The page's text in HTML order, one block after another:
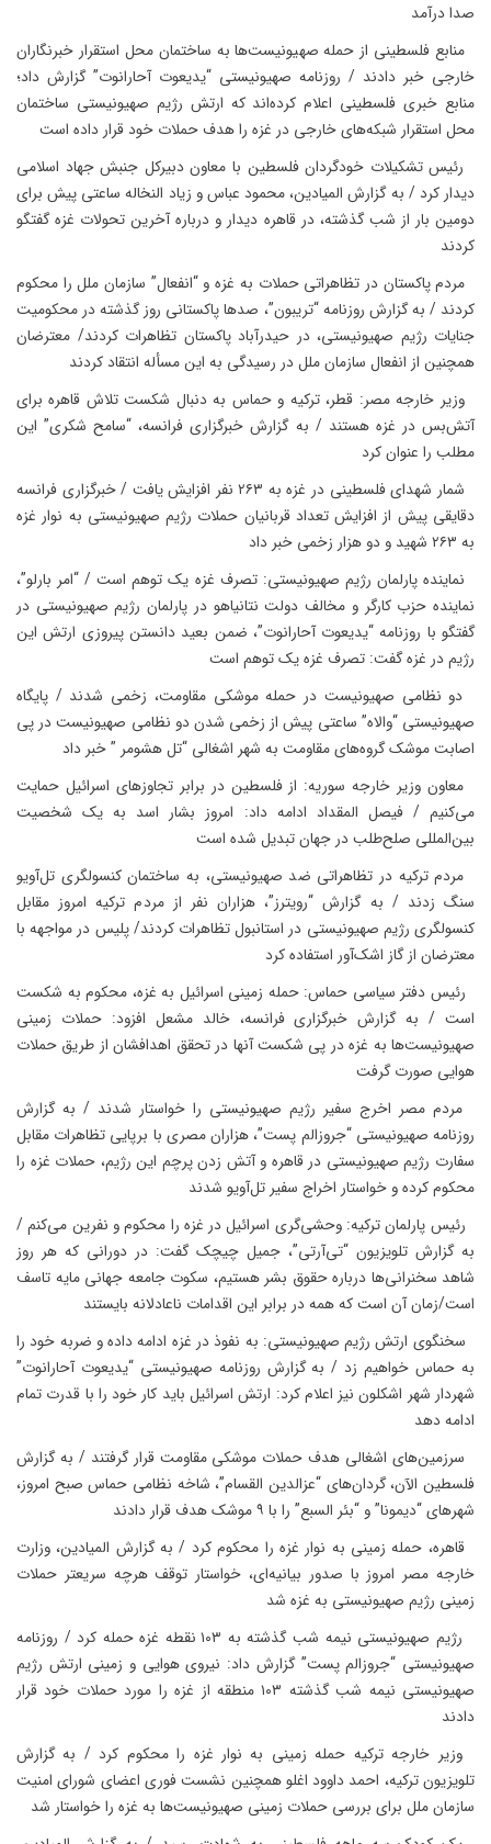
صدا درآمد
منابع فلسطینی از حمله صهیونیست‌ها به ساختمان محل استقرار خبرنگاران
خارجی خبر دادند / روزنامه صهیونیستی “یدیعوت آحارانوت” گزارش داد؛
منابع خبری فلسطینی اعلام کرده‌‌اند که ارتش رژیم صهیونیستی ساختمان
محل استقرار شبکه‌‌های خارجی در غزه را هدف حملات خود قرار داده است
رئیس تشکیلات خودگردان فلسطین با معاون دبیرکل جنبش جهاد اسلامی
دیدار کرد / به گزارش المیادین، محمود عباس و زیاد النخاله ساعتی پیش برای
دومین بار از شب گذشته، در قاهره دیدار و درباره‌ آخرین تحولات غزه گفتگو
کردند
مردم پاکستان در تظاهراتی حملات به غزه و “انفعال” سازمان ملل را محکوم
کردند / به گزارش روزنامه “تریبون”، صدها پاکستانی روز گذشته در محکومیت
جنایات رژیم صهیونیستی، در حیدر‌‌آباد پاکستان تظاهرات کردند/ معترضان
همچنین از انفعال سازمان ملل در رسیدگی به این مسأله انتقاد کردند
وزیر خارجه مصر: قطر، ترکیه و حماس به دنبال شکست تلاش قاهره برای
آتش‌بس در غزه هستند / به گزارش خبرگزاری فرانسه، “سامح شکری” این
مطلب را عنوان کرد
شمار شهدای فلسطینی در غزه به ۲۶۳ نفر افزایش یافت / خبرگزاری فرانسه
دقایقی پیش از افزایش تعداد قربانیان حملات رژیم صهیونیستی به نوار غزه
به ۲۶۳ شهید و دو هزار زخمی خبر داد
نماینده پارلمان رژیم صهیونیستی: تصرف غزه یک توهم است / “امر بارلو”،
نماینده حزب کارگر و مخالف دولت نتانیاهو در پارلمان رژیم صهیونیستی در
گفتگو با روزنامه “یدیعوت آحارانوت”، ضمن بعید دانستن پیروزی ارتش این
رژیم در غزه گفت: تصرف غزه یک توهم است
دو نظامی صهیونیست در حمله موشکی مقاومت، زخمی شدند / پایگاه
صهیونیستی “والاه” ساعتی پیش از زخمی شدن دو نظامی صهیونیست در پی
اصابت موشک گروه‌های مقاومت به شهر اشغالی “تل هشومر ” خبر داد
معاون وزیر خارجه سوریه: از فلسطین در برابر تجاوزهای اسرائیل حمایت
می‌کنیم / فیصل المقداد ادامه داد: امروز بشار اسد به یک شخصیت
بین‌‌المللی صلح‌طلب در جهان تبدیل شده است
مردم ترکیه در تظاهراتی ضد صهیونیستی، به ساختمان کنسولگری تل‌‌آویو
سنگ زدند / به گزارش “رویترز”، هزاران نفر از مردم ترکیه امروز مقابل
کنسولگری رژیم صهیونیستی در استانبول تظاهرات کردند/ پلیس در مواجهه با
معترضان از گاز اشک‌‌آور استفاده کرد
رئیس دفتر سیاسی حماس: حمله زمینی اسرائیل به غزه، محکوم به شکست
است / به گزارش خبرگزاری فرانسه، خالد مشعل افزود: حملات زمینی
صهیونیست‌ها به غزه در پی شکست آنها در تحقق اهدافشان از طریق حملات
هوایی صورت گرفت
مردم مصر اخرج سفیر رژیم صهیونیستی را خواستار شدند / به گزارش
روزنامه صهیونیستی “جروزالم پست”، هزاران مصری با برپایی تظاهرات مقابل
سفارت رژیم صهیونیستی در قاهره و آتش زدن پرچم این رژیم، حملات غزه را
محکوم کرده و خواستار اخراج سفیر تل‌آویو شدند
رئیس پارلمان ترکیه: وحشی‌گری اسرائیل در غزه را محکوم و نفرین می‌کنم /
به گزارش تلویزیون “تی‌آر‌تی”، جمیل چیچک گفت: در دورانی که هر روز
شاهد سخنرانی‌ها درباره حقوق بشر هستیم، سکوت جامعه جهانی مایه تاسف
است/زمان آن است که همه در برابر این اقدامات ناعادلانه بایستند
سخنگوی ارتش رژیم صهیونیستی: به نفوذ در غزه ادامه داده و ضربه خود را
به حماس خواهیم زد / به گزارش روزنامه صهیونیستی “یدیعوت آحارانوت”
شهردار شهر اشکلون نیز اعلام کرد: ارتش اسرائیل باید کار خود را با قدرت تمام
ادامه دهد
سرزمین‌های اشغالی هدف حملات موشکی مقاومت قرار گرفتند / به گزارش
فلسطین الآن، گردان‌های “عزالدین القسام”، شاخه نظامی حماس صبح امروز،
شهرهای “دیمونا” و “بئر السبع” را با ۹ موشک هدف قرار دادند
قاهره، حمله زمینی به نوار غزه را محکوم کرد / به گزارش المیادین، وزارت
خارجه مصر امروز با صدور بیانیه‌ای، خواستار توقف هرچه سریعتر حملات
زمینی رژیم صهیونیستی به غزه شد
رژیم صهیونیستی نیمه شب گذشته به ۱۰۳ نقطه غزه حمله کرد / روزنامه
صهیونیستی “جروزالم پست” گزارش داد: نیروی هوایی و زمینی ارتش رژیم
صهیونیستی نیمه شب گذشته ۱۰۳ منطقه از غزه را مورد حملات خود قرار
دادند
وزیر خارجه ترکیه حمله زمینی به نوار غزه را محکوم کرد / به گزارش
تلویزیون ترکیه، احمد داوود اغلو همچنین نشست فوری اعضای شورای امنیت
سازمان ملل برای بررسی حملات زمینی صهیونیست‌ها به غزه را خواستار شد